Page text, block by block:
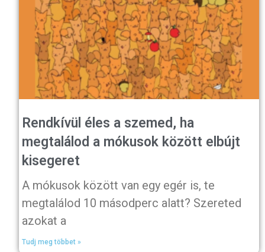
Rendkívül éles a szemed, ha
megtalálod a mókusok között elbújt
kisegeret
A mókusok között van egy egér is, te
megtalálod 10 másodperc alatt? Szereted
azokat a
Tudj meg többet »